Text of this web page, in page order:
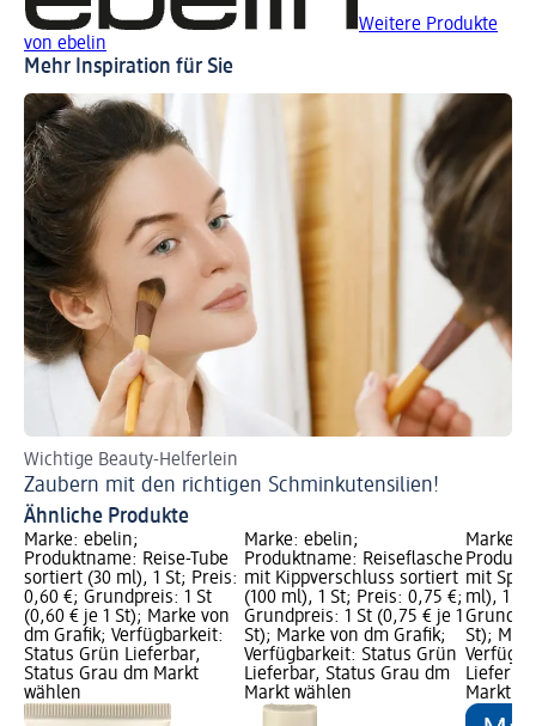
Weitere Produkte
von ebelin
Mehr Inspiration für Sie
Wichtige Beauty-Helferlein
Zaubern mit den richtigen Schminkutensilien!
Ähnliche Produkte
Marke: ebelin;
Produktname: Reise-Tube
sortiert (30 ml), 1 St; Preis:
0,60 €; Grundpreis: 1 St
(0,60 € je 1 St); Marke von
dm Grafik; Verfügbarkeit:
Status Grün Lieferbar,
Status Grau dm Markt
wählen
Marke: ebelin;
Produktname: Reiseﬂasche
mit Kippverschluss sortiert
(100 ml), 1 St; Preis: 0,75 €;
Grundpreis: 1 St (0,75 € je 1
St); Marke von dm Grafik;
Verfügbarkeit: Status Grün
Lieferbar, Status Grau dm
Markt wählen
Marke:
mit
ml), 1
St);
Markt